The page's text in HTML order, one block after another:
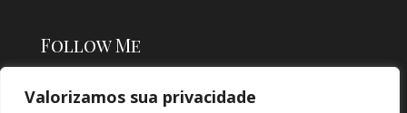
Valorizamos sua privacidade
Follow Me